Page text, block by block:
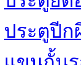
ประตูปีก